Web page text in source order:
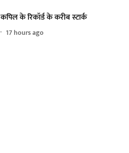
कपिल के रिकॉर्ड के करीब स्टार्क
17 hours ago